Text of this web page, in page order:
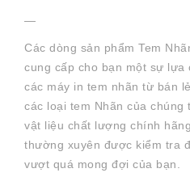
—
Các dòng sản phẩm Tem
cung cấp cho bạn một sự
các máy in tem nhãn từ bán
các loại tem Nhãn của
vật liệu chất lượng chính
thường xuyên được kiểm tra
vượt quá mong đợi của bạn.